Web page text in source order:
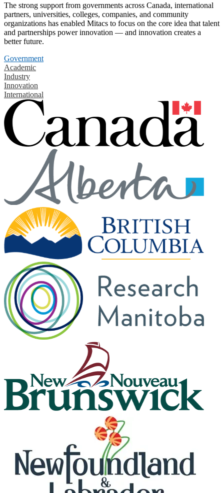
The strong support from governments across Canada, international
partners, universities, colleges, companies, and community
organizations has enabled Mitacs to focus on the core idea that talent
and partnerships power innovation — and innovation creates a
better future.
Government
Academic
Industry
Innovation
International